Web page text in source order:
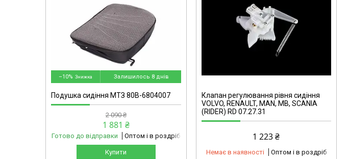
–10% Залишилось 8 днів
Подушка сидіння МТЗ 80В-6804007
2 090 ₴
1 881 ₴
Готово до відправки Оптом і в роздріб
Купити
69001171273-omg
Клапан регулювання рівня сидіння
VOLVO, RENAULT, MAN, MB, SCANIA
(RIDER) RD 07.27.31
1 223 ₴
Немає в наявності
Оптом і в роздріб